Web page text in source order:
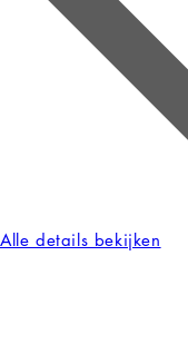
Alle details bekijken